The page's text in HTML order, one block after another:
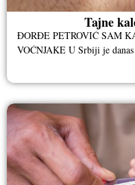
Tajne
ĐORĐE PETROVIĆ SAM
VOĆNJAKE U Srbiji je danas